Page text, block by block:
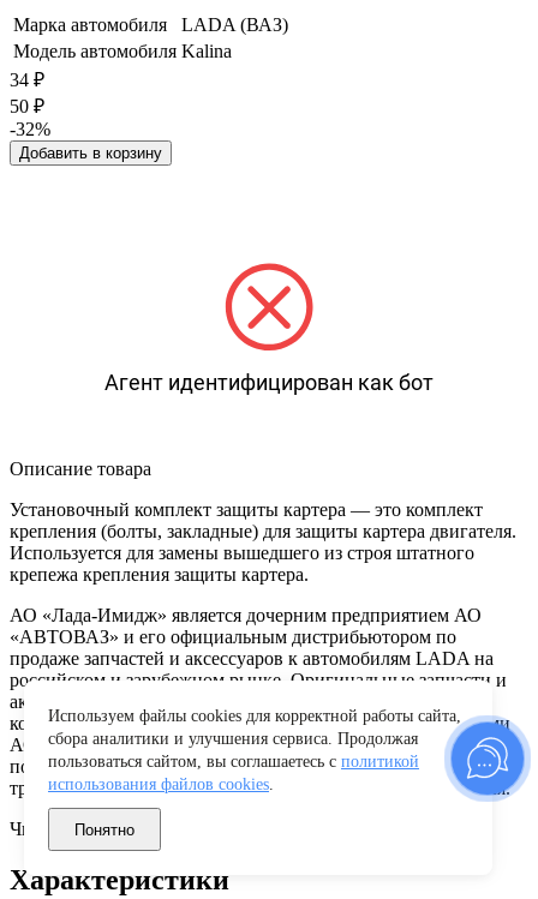
Марка автомобиля
LADA (ВАЗ)
Модель автомобиля Kalina
34 ₽
50 ₽
-32%
Добавить в корзину
Агент идентифицирован как бот
Описание товара
Установочный комплект защиты картера — это комплект
крепления (болты, закладные) для защиты картера двигателя.
Используется для замены вышедшего из строя штатного
крепежа крепления защиты картера.
АО «Лада-Имидж» является дочерним предприятием АО
«АВТОВАЗ» и его официальным дистрибьютором по
продаже запчастей и аксессуаров к автомобилям LADA на
российском и зарубежном рынке. Оригинальные запчасти и
аксессуары LADA в фирменной упаковке – это запчасти,
которые изготовлены производственными подразделениями
АО “АВТОВАЗ” или его сертифицированными
поставщиками и полностью соответствующие техническим
требованиям конструктивной документации производителя.
Читать полностью
Характеристики
Используем файлы cookies для корректной работы сайта,
сбора аналитики и улучшения сервиса. Продолжая
пользоваться сайтом, вы соглашаетесь с политикой
использования файлов cookies.
Понятно